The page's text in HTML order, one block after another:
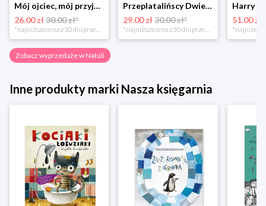
Mój ojciec, mój przyjaciel Element
26.00 zł30.00 zł*
*najniższa cena z 30 dni przed obniżką
Przeplatalińscy Dwie siostry
29.00 zł 30.00 zł*
*najniższa cena z 30 dni przed obniżką
51.00 zł
Zobacz wyprzedaże w Natuli
Inne produkty marki Nasza księgarnia